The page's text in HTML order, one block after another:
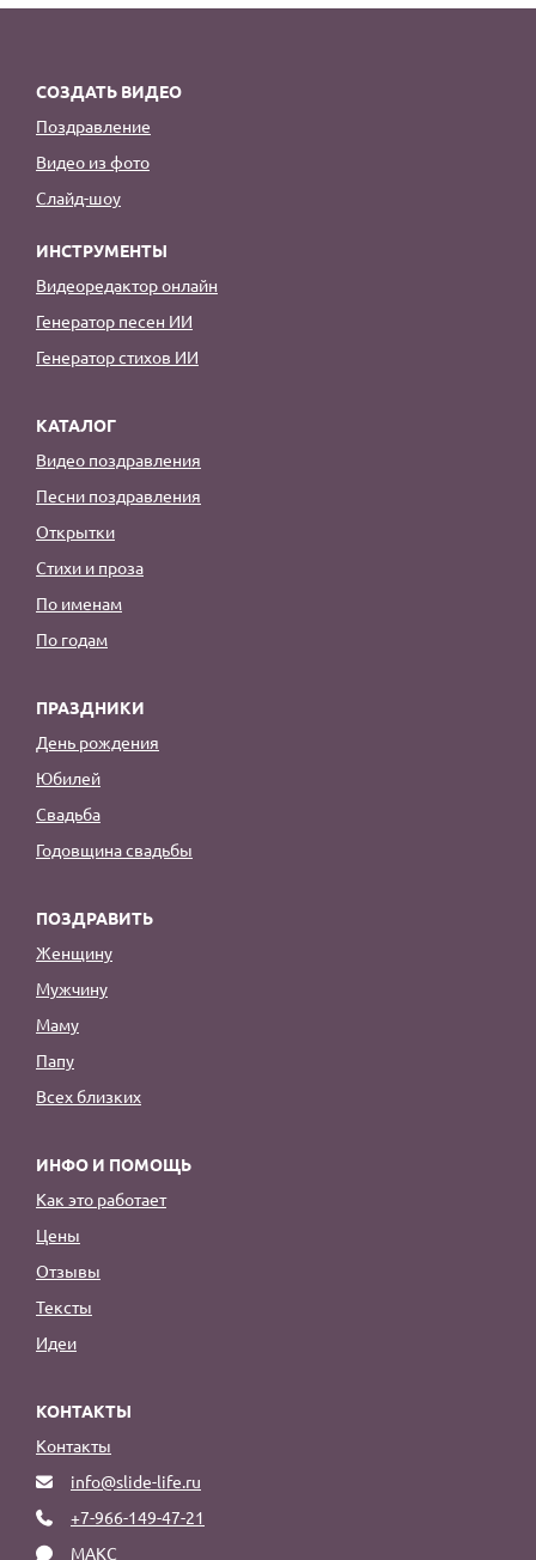
СОЗДАТЬ ВИДЕО
Поздравление
Видео из фото
Слайд-шоу
ИНСТРУМЕНТЫ
Видеоредактор онлайн
Генератор песен ИИ
Генератор стихов ИИ
КАТАЛОГ
Видео поздравления
Песни поздравления
Открытки
Стихи и проза
По именам
По годам
ПРАЗДНИКИ
День рождения
Юбилей
Свадьба
Годовщина свадьбы
ПОЗДРАВИТЬ
Женщину
Мужчину
Маму
Папу
Всех близких
ИНФО И ПОМОЩЬ
Как это работает
Цены
Отзывы
Тексты
Идеи
КОНТАКТЫ
Контакты
info@slide-life.ru
+7-966-149-47-21
МАКС